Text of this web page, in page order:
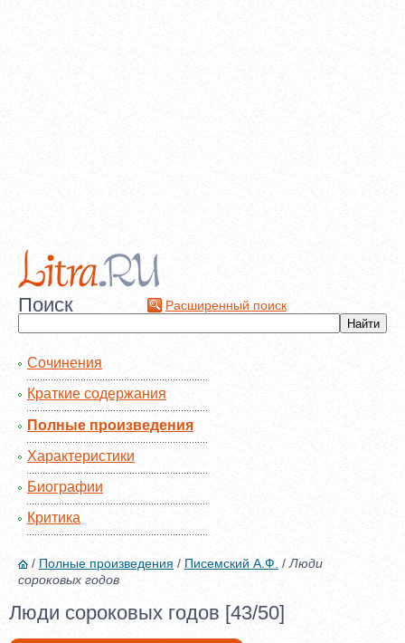
Поиск Расширенный поиск
Сочинения
Краткие содержания
Полные произведения
Характеристики
Биографии
Критика
/ Полные произведения / Писемский А.Ф. / Люди
сороковых годов
Люди сороковых годов [43/50]